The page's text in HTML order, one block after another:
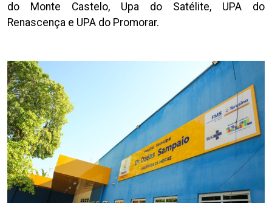
do Monte Castelo, Upa do Satélite, UPA do
Renascença e UPA do Promorar.